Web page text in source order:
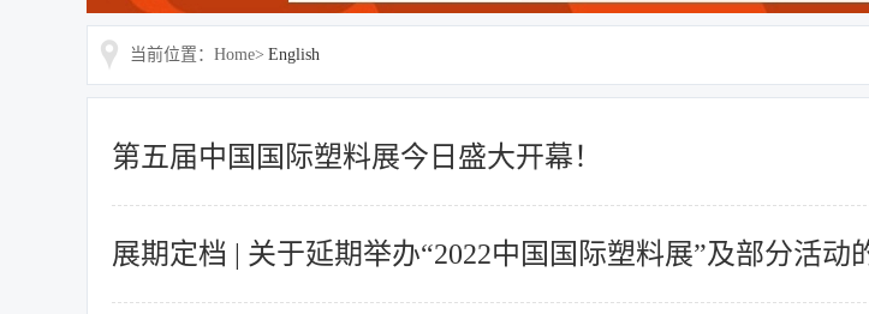
当前位置：Home> English
第五届中国国际塑料展今日盛大开幕！
展期定档 | 关于延期举办“2022中国国际塑料展”及部分活动